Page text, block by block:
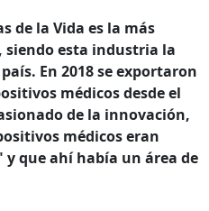
de la Vida es la más
siendo esta industria la
En 2018 se exportaron
médicos desde el
de la innovación,
médicos eran
que ahí había un área de